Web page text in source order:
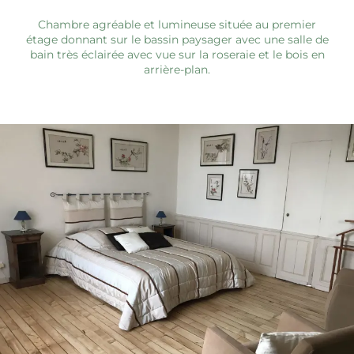
Chambre agréable et lumineuse située au premier
étage donnant sur le bassin paysager avec une salle de
bain très éclairée avec vue sur la roseraie et le bois en
arrière-plan.